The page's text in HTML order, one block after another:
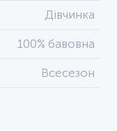
Дівчинка
100% бавовна
Всесезон